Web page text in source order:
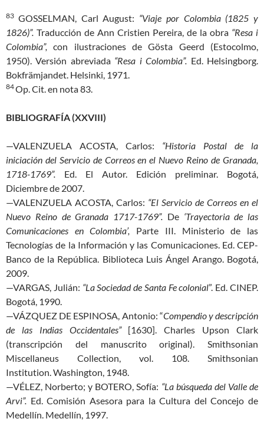
83 GOSSELMAN, Carl August: “Viaje por Colombia (1825 y
1826)”. Traducción de Ann Cristien Pereira, de la obra “Resa i
Colombia”, con ilustraciones de Gösta Geerd (Estocolmo,
1950). Versión abreviada “Resa i Colombia”. Ed. Helsingborg.
Bokfrämjandet. Helsinki, 1971.
84Op. Cit. en nota 83.
BIBLIOGRAFÍA (XXVIII)
—VALENZUELA ACOSTA, Carlos: “Historia Postal de la
iniciación del Servicio de Correos en el Nuevo Reino de Granada,
1718-1769”. Ed. El Autor. Edición preliminar. Bogotá,
Diciembre de 2007.
—VALENZUELA ACOSTA, Carlos: “El Servicio de Correos en el
Nuevo Reino de Granada 1717-1769”. De ‘Trayectoria de las
Comunicaciones en Colombia’, Parte III. Ministerio de las
Tecnologías de la Información y las Comunicaciones. Ed. CEP-
Banco de la República. Biblioteca Luis Ángel Arango. Bogotá,
2009.
—VARGAS, Julián: “La Sociedad de Santa Fe colonial”. Ed. CINEP.
Bogotá, 1990.
—VÁZQUEZ DE ESPINOSA, Antonio: “Compendio y descripción
de las Indias Occidentales” [1630]. Charles Upson Clark
(transcripción del manuscrito original). Smithsonian
Miscellaneus Collection, vol. 108. Smithsonian
Institution. Washington, 1948.
—VÉLEZ, Norberto; y BOTERO, Sofía: “La búsqueda del Valle de
Arvi”. Ed. Comisión Asesora para la Cultura del Concejo de
Medellín. Medellín, 1997.